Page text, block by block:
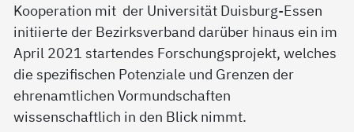
Kooperation mit der Universität Duisburg-Essen
initiierte der Bezirksverband darüber hinaus ein im
April 2021 startendes Forschungsprojekt, welches
die spezifischen Potenziale und Grenzen der
ehrenamtlichen Vormundschaften
wissenschaftlich in den Blick nimmt.